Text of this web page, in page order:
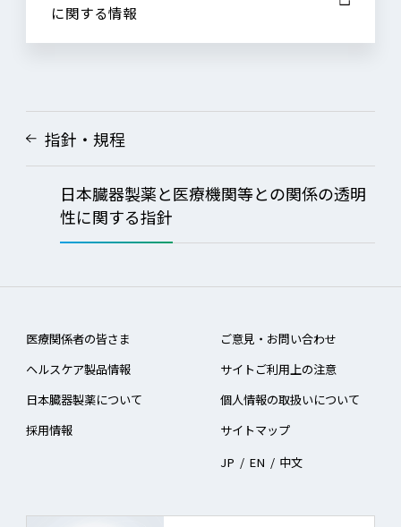
に関する情報
指針・規程
日本臓器製薬と医療機関等との関係の透明
性に関する指針
医療関係者の皆さま
ヘルスケア製品情報
日本臓器製薬について
採用情報
ご意見・お問い合わせ
サイトご利用上の注意
個人情報の取扱いについて
サイトマップ
JP / EN / 中文